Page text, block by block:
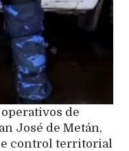
de
José de Metán,
control territorial